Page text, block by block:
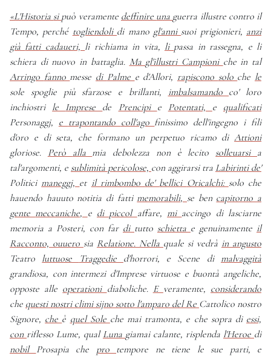
«L'Historia si può veramente deffinire una guerra illustre contro il
Tempo, perché togliendoli di mano gl'anni suoi prigionieri, anzi
già fatti cadaueri, li richiama in vita, li passa in rassegna, e li
schiera di nuovo in battaglia. Ma gl'illustri Campioni che in tal
Arringo fanno messe di Palme e d'Allori, rapiscono solo che le
sole spoglie più sfarzose e brillanti, imbalsamando co' loro
inchiostri le Imprese de Prencipi e Potentati, e qualificati
Personaggj, e trapontando coll'ago finissimo dell'ingegno i fili
d'oro e di seta, che formano un perpetuo ricamo diAttioni
gloriose. Però alla mia debolezza non è lecito solleuarsi a
tal'argomenti, e sublimità pericolose, con aggirarsi tra Labirinti de'
Politici maneggj, et il rimbombo de' bellici Oricalchi: solo che
hauendo hauuto notitia di fatti memorabili, se ben capitorno a
gente meccaniche, e di piccol affare, mi accingo di lasciarne
memoria a Posteri, con far di tutto schietta e genuinamente il
Racconto, ouuero sia Relatione. Nella quale si vedrà in angusto
Teatro luttuose Traggedie d'horrori, e Scene di malvaggità
grandiosa, con intermezi d'Imprese virtuose e buontà angeliche,
opposte alle operationi diaboliche. E veramente, considerando
che questi nostri climi sijno sotto l'amparo delRe Cattolico nostro
Signore, che è quel Sole che mai tramonta, e che sopra di essi,
con riflesso Lume, qual Luna giamai calante, risplenda l'Heroe di
nobil Prosapia che pro tempore ne tiene le sue parti, e